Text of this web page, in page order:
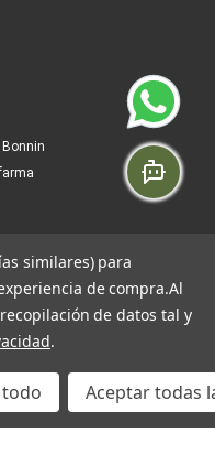
Bonnin
similares) para
de compra.Al
de datos tal y
.
todo Aceptar todas